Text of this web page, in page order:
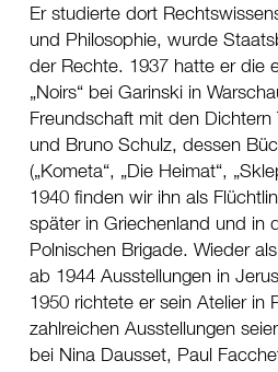
Er studierte dort
und Philosophie, wurde
der Rechte. 1937 hatte er die
„Noirs“ bei Garinski in
Freundschaft mit den Dichtern
und Bruno Schulz, dessen
(„Kometa“, „Die Heimat“,
1940 finden wir ihn als
später in Griechenland und in
Polnischen Brigade. Wieder
ab 1944 Ausstellungen in
1950 richtete er sein Atelier in
zahlreichen Ausstellungen
bei Nina Dausset, Paul